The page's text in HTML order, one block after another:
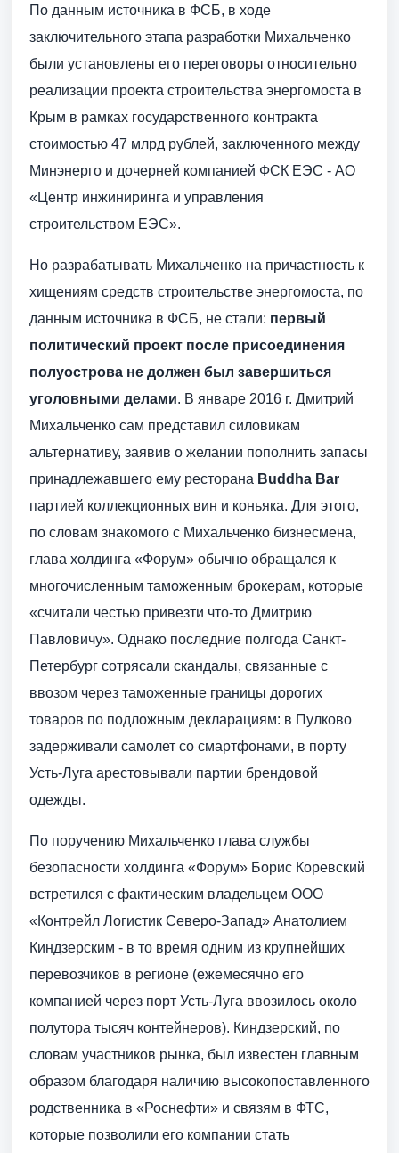
По данным источника в ФСБ, в ходе
заключительного этапа разработки Михальченко
были установлены его переговоры относительно
реализации проекта строительства энергомоста в
Крым в рамках государственного контракта
стоимостью 47 млрд рублей, заключенного между
Минэнерго и дочерней компанией ФСК ЕЭС - ​АО
«Центр инжиниринга и управления
строительством ЕЭС».
Но разрабатывать Михальченко на причастность к
хищениям средств строительстве энергомоста, по
данным источника в ФСБ, не стали: первый
политический проект после присоединения
полуострова не должен был завершиться
уголовными делами. В январе 2016 г. Дмитрий
Михальченко сам представил силовикам
альтернативу, заявив о желании пополнить запасы
принадлежавшего ему ресторана Buddha Bar
партией коллекционных вин и коньяка. Для этого,
по словам знакомого с Михальченко бизнесмена,
глава холдинга «Форум» обычно обращался к
многочисленным таможенным брокерам, которые
«считали честью привезти что-то Дмитрию
Павловичу». Однако последние полгода Санкт-
Петербург сотрясали скандалы, связанные с
ввозом через таможенные границы дорогих
товаров по подложным декларациям: в Пулково
задерживали самолет со смартфонами, в порту
Усть-Луга арестовывали партии брендовой
одежды.
По поручению Михальченко глава службы
безопасности холдинга «Форум» Борис Коревский
встретился с фактическим владельцем ООО
«Контрейл Логистик Северо-Запад» Анатолием
Киндзерским - ​в то время одним из крупнейших
перевозчиков в регионе (ежемесячно его
компанией через порт Усть-Луга ввозилось около
полутора тысяч контейнеров). Киндзерский, по
словам участников рынка, был известен главным
образом благодаря наличию высокопоставленного
родственника в «Роснефти» и связям в ФТС,
которые позволили его компании стать